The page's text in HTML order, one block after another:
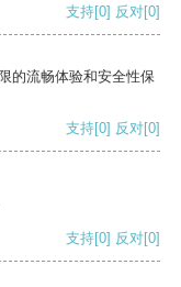
支持[0] 反对[0]
的流畅体验和安全性保
支持[0] 反对[0]
支持[0] 反对[0]